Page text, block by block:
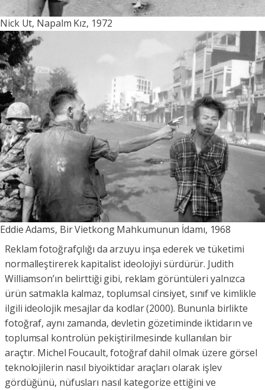
Nick Ut, Napalm Kız, 1972
Eddie Adams, Bir Vietkong Mahkumunun İdamı, 1968
Reklam fotoğrafçılığı da arzuyu inşa ederek ve tüketimi
normalleştirerek kapitalist ideolojiyi sürdürür. Judith
Williamson’ın belirttiği gibi, reklam görüntüleri yalnızca
ürün satmakla kalmaz, toplumsal cinsiyet, sınıf ve kimlikle
ilgili ideolojik mesajlar da kodlar (2000). Bununla birlikte
fotoğraf, aynı zamanda, devletin gözetiminde iktidarın ve
toplumsal kontrolün pekiştirilmesinde kullanılan bir
araçtır. Michel Foucault, fotoğraf dahil olmak üzere görsel
teknolojilerin nasıl biyoiktidar araçları olarak işlev
gördüğünü, nüfusları nasıl kategorize ettiğini ve